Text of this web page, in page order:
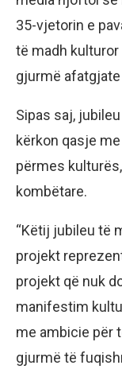
35-vjetorin e
të madh
gjurmë
Sipas saj,
kërkon qasje
përmes
kombëtare.
“Këtij jubileu të
projekt
projekt që nuk
manifestim
me ambicie për
gjurmë të